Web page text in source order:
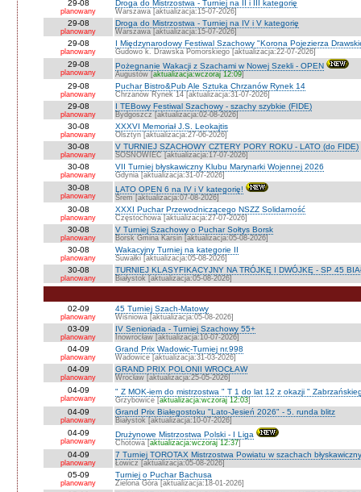
29-08
planowany
Droga do Mistrzostwa - Turniej na II i III kategorię
Warszawa [aktualizacja:15-07-2026]
29-08
planowany
Droga do Mistrzostwa - Turniej na IV i V kategorię
Warszawa [aktualizacja:15-07-2026]
29-08
planowany
I Międzynarodowy Festiwal Szachowy "Korona Pojezierza
Gudowo k. Drawska Pomorskiego [aktualizacja:22-07-2026]
29-08
planowany
Pożegnanie Wakacji z Szachami w Nowej Szekli - OPEN
Augustów [aktualizacja:wczoraj 12:09]
29-08
planowany
Puchar Bistro&Pub Ale Sztuka Chrzanów Rynek 14
Chrzanów Rynek 14 [aktualizacja:31-07-2026]
29-08
planowany
I TEBowy Festiwal Szachowy - szachy szybkie (FIDE)
Bydgoszcz [aktualizacja:02-08-2026]
30-08
planowany
XXXVI Memoriał J.S. Leokajtis
Olsztyn [aktualizacja:27-06-2026]
30-08
planowany
V TURNIEJ SZACHOWY CZTERY PORY ROKU - LATO (do FIDE)
SOSNOWIEC [aktualizacja:17-07-2026]
30-08
planowany
VII Turniej błyskawiczny Klubu Marynarki Wojennej 2026
Gdynia [aktualizacja:31-07-2026]
30-08
planowany
LATO OPEN 6 na IV i V kategorię!
Śrem [aktualizacja:07-08-2026]
30-08
planowany
XXXI Puchar Przewodniczącego NSZZ Solidarność
Częstochowa [aktualizacja:27-07-2026]
30-08
planowany
V Turniej Szachowy o Puchar Sołtys Borsk
Borsk Gmina Karsin [aktualizacja:05-08-2026]
30-08
planowany
Wakacyjny Turniej na kategorie II
Suwałki [aktualizacja:05-08-2026]
30-08
planowany
TURNIEJ KLASYFIKACYJNY NA TRÓJKĘ I DWÓJKĘ - SP 45
Białystok [aktualizacja:05-08-2026]
02-09
planowany
45 Turniej Szach-Matowy
Wiśniowa [aktualizacja:05-08-2026]
03-09
planowany
IV Senioriada - Turniej Szachowy 55+
Inowrocław [aktualizacja:10-07-2026]
04-09
planowany
Grand Prix Wadowic-Turniej nr.998
Wadowice [aktualizacja:31-03-2026]
04-09
planowany
GRAND PRIX POLONII WROCŁAW
Wrocław [aktualizacja:25-05-2026]
04-09
planowany
" Z MOK-iem do mistrzostwa " T 1 do lat 12 z okazji "
Grzybowice [aktualizacja:wczoraj 12:03]
04-09
planowany
Grand Prix Białegostoku "Lato-Jesień 2026" - 5. runda blitz
Białystok [aktualizacja:10-07-2026]
04-09
planowany
Drużynowe Mistrzostwa Polski - I Liga
Chotowa [aktualizacja:wczoraj 12:37]
04-09
planowany
7 Turniej TOROTAX Mistrzostwa Powiatu w szachach
Łowicz [aktualizacja:05-08-2026]
05-09
planowany
Turniej o Puchar Bachusa
Zielona Góra [aktualizacja:18-01-2026]